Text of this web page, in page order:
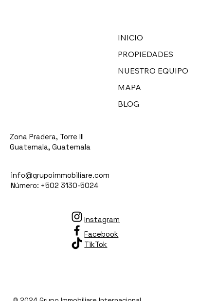
Instagram
Facebook
TikTok
Zona Pradera, Torre III
Guatemala, Guatemala
info@grupoimmobiliare.com
Número: +502 3130-5024
INICIO
PROPIEDADES
NUESTRO EQUIPO
MAPA
BLOG